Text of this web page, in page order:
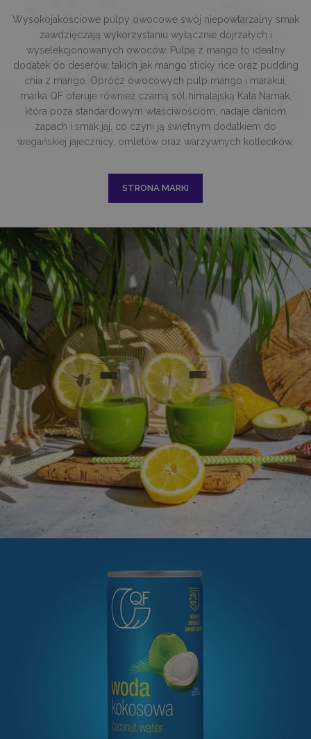
Wysokojakościowe pulpy owocowe swój niepowtarzalny smak
zawdzięczają wykorzystaniu wyłącznie dojrzałych i
wyselekcjonowanych owoców. Pulpa z mango to idealny
dodatek do deserów, takich jak mango sticky rice oraz pudding
chia z mango. Oprócz owocowych pulp mango i marakui,
marka QF oferuje również czarną sól himalajską Kala Namak,
która poza standardowym właściwościom, nadaje daniom
zapach i smak jaj, co czyni ją świetnym dodatkiem do
wegańskiej jajecznicy, omletów oraz warzywnych kotlecików.
STRONA MARKI